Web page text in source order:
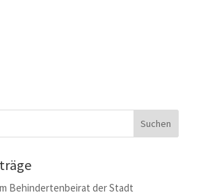
Behindertenbeirat der Stadt